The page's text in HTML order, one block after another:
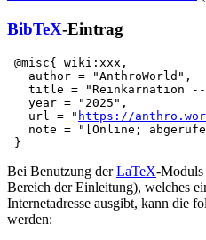
BibTeX-Eintrag
@misc{ wiki:xxx,
   author = "AnthroWorld",
title = "Reinkarnation
   year = "2025",
   url = "
https://
note = "[Online;
Bei Benutzung derLaTeX-Moduls
Bereich der Einleitung), welches
Internetadresse ausgibt, kann die
werden: